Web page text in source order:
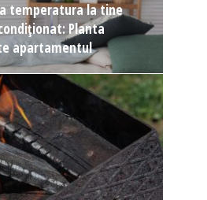
temperatura la tine
Planta
apartamentul